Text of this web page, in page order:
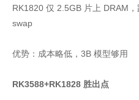
RK1820 仅 2.5GB 片上 DRAM
swap
优势：成本略低，3B 模型够用
RK3588+RK1828 胜出点